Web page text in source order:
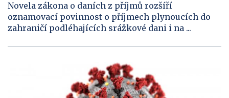
Novela zákona o daních z příjmů rozšíří
oznamovací povinnost o příjmech plynoucích do
zahraničí podléhajících srážkové dani i na ...